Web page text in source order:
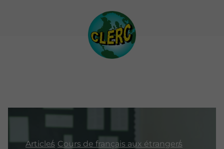
Articles Cours de français aux étrangers